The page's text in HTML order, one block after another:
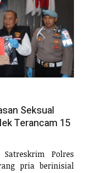
Seksual
Terancam 15
– Satreskrim Polres
pria berinisial